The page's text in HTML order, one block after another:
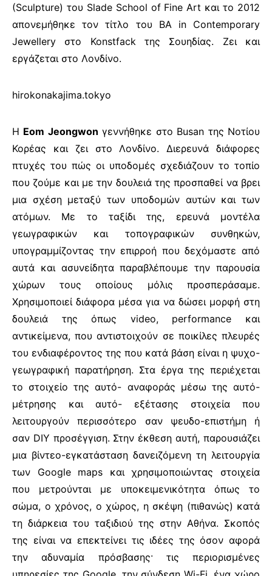
(Sculpture) του Slade School of Fine Art και το 2012
απονεμήθηκε τον τίτλο του ΒΑ in Contemporary
Jewellery στο Konstfack της Σουηδίας. Ζει και
εργάζεται στο Λονδίνο.
hirokonakajima.tokyo
Η Eom Jeongwon γεννήθηκε στο Busan της Νοτίου
Κορέας και ζει στο Λονδίνο. Διερευνά διάφορες
πτυχές του πώς οι υποδομές σχεδιάζουν το τοπίο
που ζούμε και με την δουλειά της προσπαθεί να βρει
μια σχέση μεταξύ των υποδομών αυτών και των
ατόμων. Με το ταξίδι της, ερευνά μοντέλα
γεωγραφικών και τοπογραφικών συνθηκών,
υπογραμμίζοντας την επιρροή που δεχόμαστε από
αυτά και ασυνείδητα παραβλέπουμε την παρουσία
χώρων τους οποίους μόλις προσπεράσαμε.
Χρησιμοποιεί διάφορα μέσα για να δώσει μορφή στη
δουλειά της όπως video, performance και
αντικείμενα, που αντιστοιχούν σε ποικίλες πλευρές
του ενδιαφέροντος της που κατά βάση είναι η ψυχο-
γεωγραφική παρατήρηση. Στα έργα της περιέχεται
το στοιχείο της αυτό- αναφοράς μέσω της αυτό-
μέτρησης και αυτό- εξέτασης στοιχεία που
λειτουργούν περισσότερο σαν ψευδο-επιστήμη ή
σαν DIY προσέγγιση. Στην έκθεση αυτή, παρουσιάζει
μια βίντεο-εγκατάσταση δανειζόμενη τη λειτουργία
των Google maps και χρησιμοποιώντας στοιχεία
που μετρούνται με υποκειμενικότητα όπως το
σώμα, ο χρόνος, ο χώρος, η σκέψη (πιθανώς) κατά
τη διάρκεια του ταξιδιού της στην Αθήνα. Σκοπός
της είναι να επεκτείνει τις ιδέες της όσον αφορά
την αδυναμία πρόσβασης· τις περιορισμένες